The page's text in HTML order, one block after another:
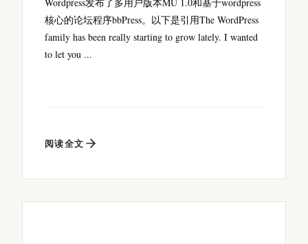
核心的论坛程序bbPress。以下是引用The WordPress
family has been really starting to grow lately. I wanted
to let you ...
阅读全文